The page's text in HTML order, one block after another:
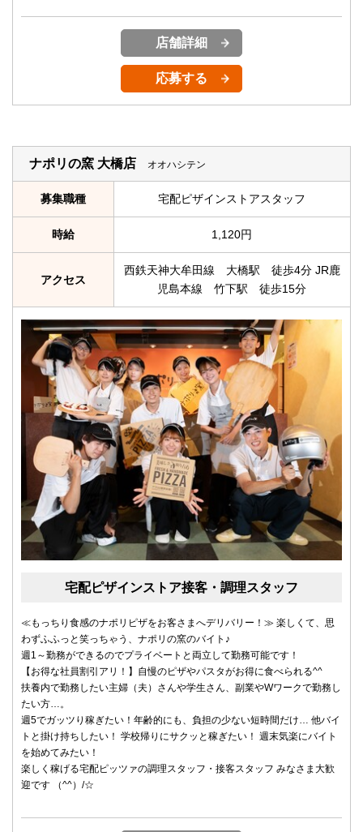
店舗詳細
応募する
ナポリの窯 大橋店 オオハシテン
募集職種 宅配ピザインストアスタッフ
時給 1,120円
アクセス
西鉄天神大牟田線 大橋駅 徒歩4分 JR鹿
児島本線 竹下駅 徒歩15分
宅配ピザインストア接客・調理スタッフ
≪もっちり食感のナポリピザをお客さまへデリバリー！≫ 楽しくて、思
わずふふっと笑っちゃう、ナポリの窯のバイト♪
週1～勤務ができるのでプライベートと両立して勤務可能です！
【お得な社員割引アリ！】自慢のピザやパスタがお得に食べられる^^
扶養内で勤務したい主婦（夫）さんや学生さん、副業やWワークで勤務し
たい方…。
週5でガッツり稼ぎたい！年齢的にも、負担の少ない短時間だけ… 他バイ
トと掛け持ちしたい！ 学校帰りにサクッと稼ぎたい！ 週末気楽にバイト
を始めてみたい！
楽しく稼げる宅配ピッツァの調理スタッフ・接客スタッフ みなさま大歓
迎です （^^）/☆